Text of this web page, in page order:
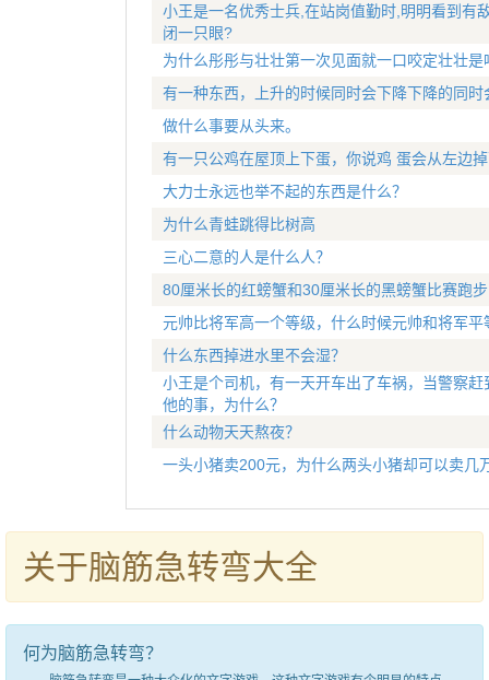
小王是一名优秀士兵,在站岗值勤时,明明看到有
闭一只眼?
为什么彤彤与壮壮第一次见面就一口咬定壮壮是
有一种东西，上升的时候同时会下降下降的同时
做什么事要从头来。
有一只公鸡在屋顶上下蛋，你说鸡 蛋会从左边
大力士永远也举不起的东西是什么？
为什么青蛙跳得比树高
三心二意的人是什么人？
80厘米长的红螃蟹和30厘米长的黑螃蟹比赛跑
元帅比将军高一个等级，什么时候元帅和将军平
什么东西掉进水里不会湿？
小王是个司机，有一天开车出了车祸，当警察
他的事，为什么？
什么动物天天熬夜？
一头小猪卖200元，为什么两头小猪却可以卖几
关于脑筋急转弯大全
何为脑筋急转弯？